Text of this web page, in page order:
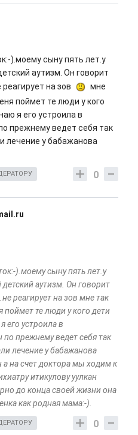
).моему сыну пять лет.у
аутизм. Он говорит
на зов
мне
поймет те люди у кого
я его устроила в
прежнему ведет себя так
лечение у бабажанова
0
).моему сыну пять лет.у
аутизм. Он говорит
реагирует на зов мне так
те люди у кого дети
его устроила в
по прежнему ведет себя так
лечение у бабажанова
а на счет доктора мы ходим к
итикулову уулкан
до конца своей жизни она
как родная мама:-).
0